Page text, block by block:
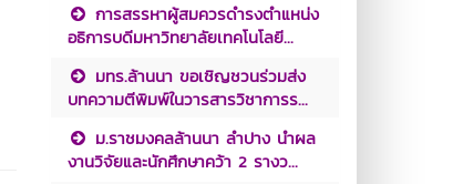
การสรรหาผู้สมควรดำรงตำแหน่ง
อธิการบดีมหาวิทยาลัยเทคโนโลยี...
มทร.ล้านนา ขอเชิญชวนร่วมส่ง
บทความตีพิมพ์ในวารสารวิชาการร...
ม.ราชมงคลล้านนา ลำปาง นำผล
งานวิจัยและนักศึกษาคว้า 2 รางว...